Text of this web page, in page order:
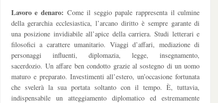
Lavoro e denaro: Come il seggio papale rappresenta il culmine
della gerarchia ecclesiastica, l’arcano diritto è sempre garante di
una posizione invidiabile all’apice della carriera. Studi letterari e
filosofici a carattere umanitario. Viaggi d’affari, mediazione di
personaggi influenti, diplomazia, legge, insegnamento,
sacerdozio. Un affare ben condotto grazie al sostegno di un uomo
maturo e preparato. Investimenti all’estero, un’occasione fortunata
che svelerà la sua portata soltanto con il tempo. È, tuttavia,
indispensabile un atteggiamento diplomatico ed estremamente